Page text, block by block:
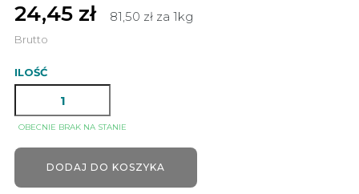
24,45 zł 81,50 zł za 1kg
Brutto
ILOŚĆ
OBECNIE BRAK NA STANIE
DODAJ DO KOSZYKA